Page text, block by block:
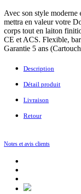
Avec son style moderne
mettra en valeur votre
corps tout en laiton
CE et ACS. Flexible,
Garantie 5 ans
Description
Détail produit
Livraison
Retour
Notes et avis clients